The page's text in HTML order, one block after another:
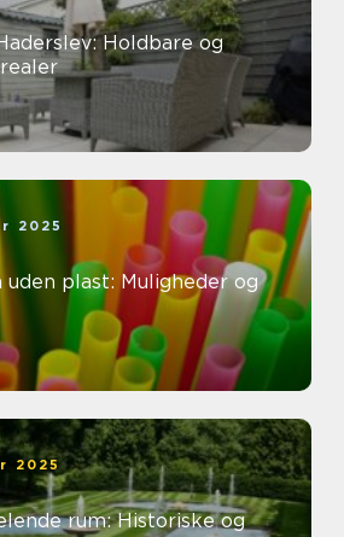
Holdbare og
2025
plast: Muligheder og
2025
rum: Historiske og